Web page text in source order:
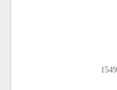
1549